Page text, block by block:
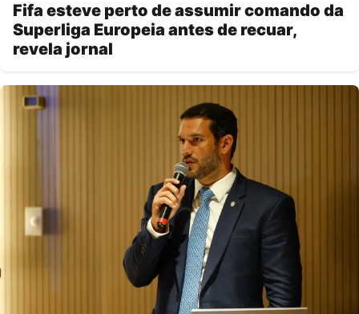
Fifa esteve perto de assumir comando da
Superliga Europeia antes de recuar,
revela jornal